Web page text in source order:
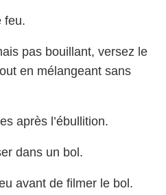
feu.
pas bouillant, versez le
en mélangeant sans
après l’ébullition.
dans un bol.
avant de filmer le bol.